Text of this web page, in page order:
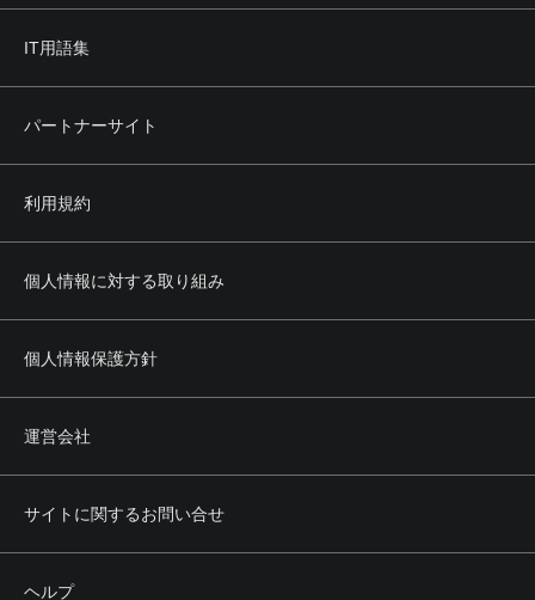
IT用語集
パートナーサイト
利用規約
個人情報に対する取り組み
個人情報保護方針
運営会社
サイトに関するお問い合せ
ヘルプ